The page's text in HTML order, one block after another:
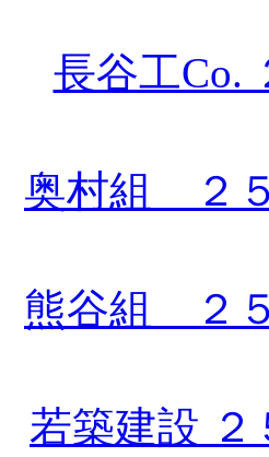
長谷工
奥村組 ２
熊谷組 ２
若築建設 ２